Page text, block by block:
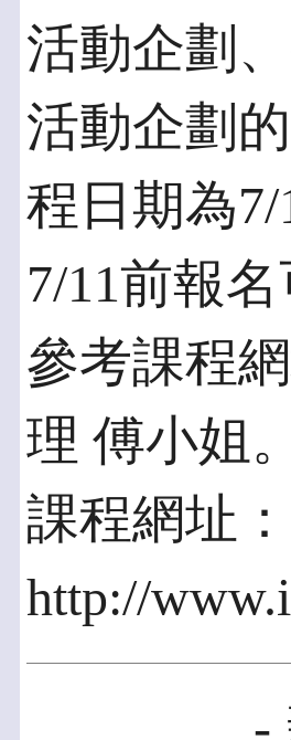
活動企劃
活動企劃
程日期為
7/11前報
參考課程
理 傅小姐。
課程網址：
http://
-